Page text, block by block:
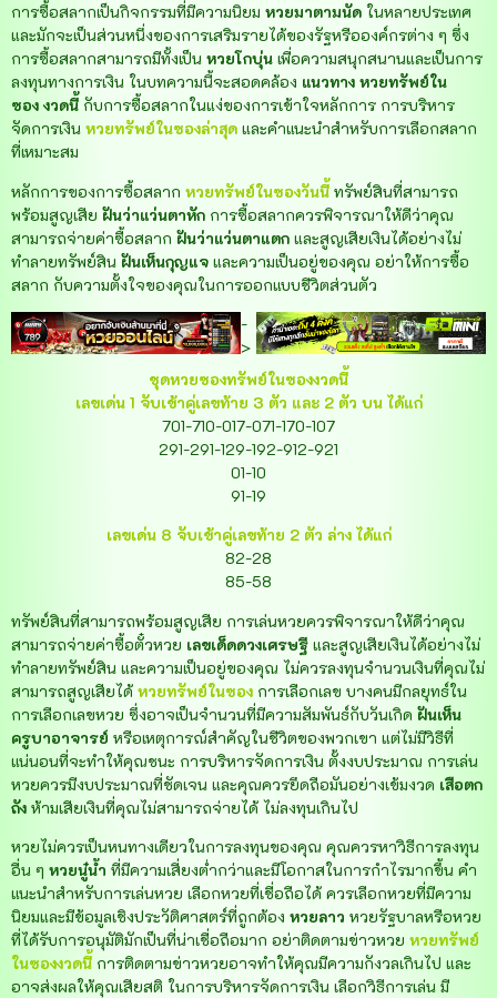
การซื้อสลากเป็นกิจกรรมที่มีความนิยม หวยมาตามนัด ในหลายประเทศ
และมักจะเป็นส่วนหนึ่งของการเสริมรายได้ของรัฐหรือองค์กรต่าง ๆ ซึ่ง
การซื้อสลากสามารถมีทั้งเป็น หวยโกบุ่น เพื่อความสนุกสนานและเป็นการ
ลงทุนทางการเงิน ในบทความนี้จะสอดคล้อง แนวทาง หวยทรัพย์ใน
ซอง งวดนี้ กับการซื้อสลากในแง่ของการเข้าใจหลักการ การบริหาร
จัดการเงิน หวยทรัพย์ในซองล่าสุด และคำแนะนำสำหรับการเลือกสลาก
ที่เหมาะสม
หลักการของการซื้อสลาก หวยทรัพย์ในซองวันนี้ ทรัพย์สินที่สามารถ
พร้อมสูญเสีย ฝันว่าแว่นตาหัก การซื้อสลากควรพิจารณาให้ดีว่าคุณ
สามารถจ่ายค่าซื้อสลาก ฝันว่าแว่นตาแตก และสูญเสียเงินได้อย่างไม่
ทำลายทรัพย์สิน ฝันเห็นกุญแจ และความเป็นอยู่ของคุณ อย่าให้การซื้อ
สลาก กับความตั้งใจของคุณในการออกแบบชีวิตส่วนตัว
-
>
ชุดหวยซองทรัพย์ในซองงวดนี้
เลขเด่น 1 จับเข้าคู่เลขท้าย 3 ตัว และ 2 ตัว บน ได้แก่
701-710-017-071-170-107
291-291-129-192-912-921
01-10
91-19
เลขเด่น 8 จับเข้าคู่เลขท้าย 2 ตัว ล่าง ได้แก่
82-28
85-58
ทรัพย์สินที่สามารถพร้อมสูญเสีย การเล่นหวยควรพิจารณาให้ดีว่าคุณ
สามารถจ่ายค่าซื้อตั๋วหวย เลขเด็ดดวงเศรษฐี และสูญเสียเงินได้อย่างไม่
ทำลายทรัพย์สิน และความเป็นอยู่ของคุณ ไม่ควรลงทุนจำนวนเงินที่คุณไม่
สามารถสูญเสียได้ หวยทรัพย์ในซอง การเลือกเลข บางคนมีกลยุทธ์ใน
การเลือกเลขหวย ซึ่งอาจเป็นจำนวนที่มีความสัมพันธ์กับวันเกิด ฝันเห็น
ครูบาอาจารย์ หรือเหตุการณ์สำคัญในชีวิตของพวกเขา แต่ไม่มีวิธีที่
แน่นอนที่จะทำให้คุณชนะ การบริหารจัดการเงิน ตั้งงบประมาณ การเล่น
หวยควรมีงบประมาณที่ชัดเจน และคุณควรยึดถือมันอย่างเข้มงวด เสือตก
ถัง ห้ามเสียเงินที่คุณไม่สามารถจ่ายได้ ไม่ลงทุนเกินไป
หวยไม่ควรเป็นหนทางเดียวในการลงทุนของคุณ คุณควรหาวิธีการลงทุน
อื่น ๆ หวยนู๋น้ำ ที่มีความเสี่ยงต่ำกว่าและมีโอกาสในการกำไรมากขึ้น คำ
แนะนำสำหรับการเล่นหวย เลือกหวยที่เชื่อถือได้ ควรเลือกหวยที่มีความ
นิยมและมีข้อมูลเชิงประวัติศาสตร์ที่ถูกต้อง หวยลาว หวยรัฐบาลหรือหวย
ที่ได้รับการอนุมัติมักเป็นที่น่าเชื่อถือมาก อย่าติดตามข่าวหวย หวยทรัพย์
ในซองงวดนี้ การติดตามข่าวหวยอาจทำให้คุณมีความกังวลเกินไป และ
อาจส่งผลให้คุณเสียสติ ในการบริหารจัดการเงิน เลือกวิธีการเล่น มี